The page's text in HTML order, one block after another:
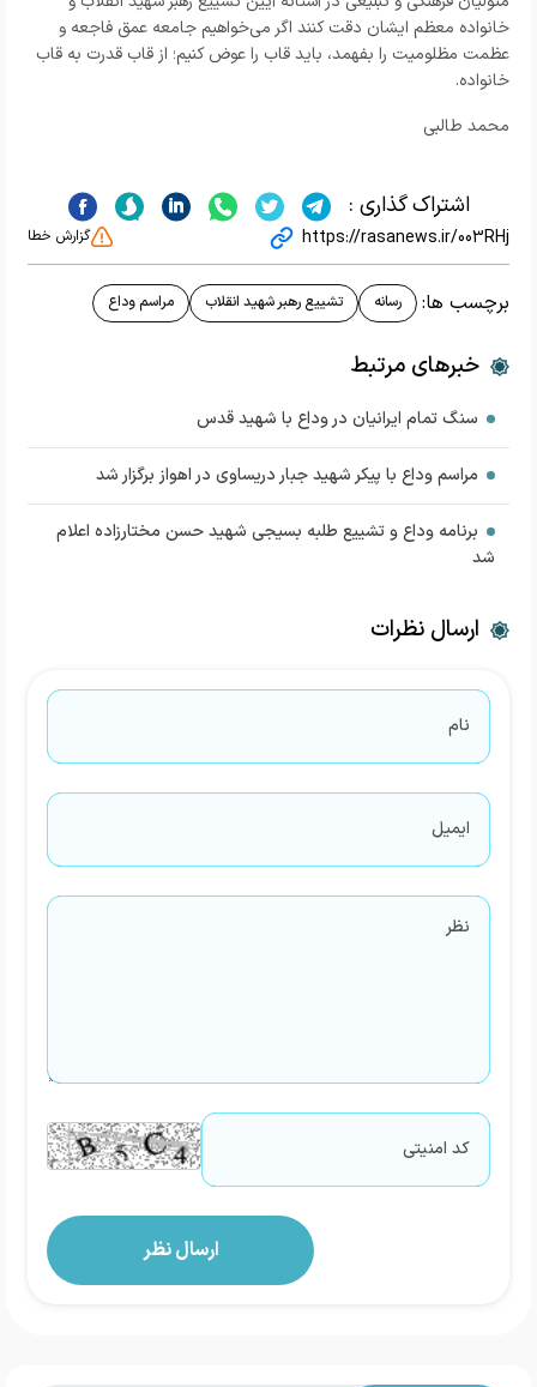
خانواده معظم ایشان دقت کنند اگر می‌خواهیم جامعه عمق فاجعه و
عظمت مظلومیت را بفهمد، باید قاب را عوض کنیم؛ از قاب قدرت به قاب
خانواده.
محمد طالبی
اشتراک گذاری :
https://rasanews.ir/003RHj گزارش خطا
برچسب ها: رسانه تشییع رهبر شهید انقلاب مراسم وداع
خبرهای مرتبط
سنگ تمام ایرانیان در وداع با شهید قدس
مراسم وداع با پیکر شهید جبار دریساوی در اهواز برگزار شد
برنامه وداع و تشییع طلبه بسیجی شهید حسن مختارزاده اعلام
شد
ارسال نظرات